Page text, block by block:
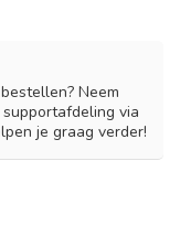
Neem
via
je graag verder!